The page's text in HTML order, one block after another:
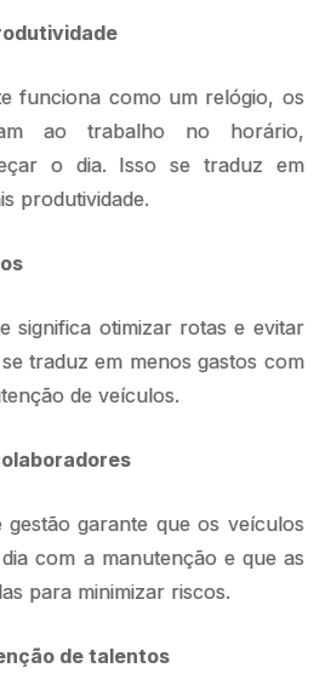
funciona como um relógio, os
ao trabalho no horário,
o dia. Isso se traduz em
produtividade.
significa otimizar rotas e evitar
traduz em menos gastos com
de veículos.
gestão garante que os veículos
com a manutenção e que as
para minimizar riscos.
de talentos